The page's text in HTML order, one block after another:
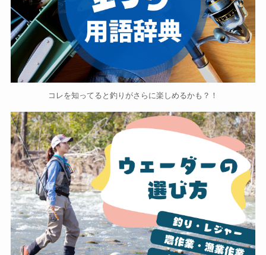
コレを知ってると釣りがさらに楽しめるかも？！